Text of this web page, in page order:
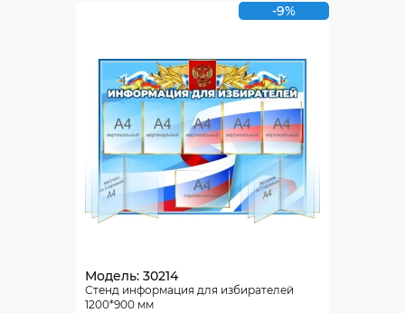
-9%
Модель: 30214
Стенд информация для избирателей
1200*900 мм